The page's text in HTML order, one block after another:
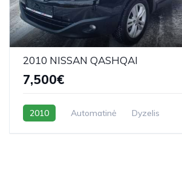
2010 NISSAN QASHQAI
7,500€
2010 Automatinė Dyzelis